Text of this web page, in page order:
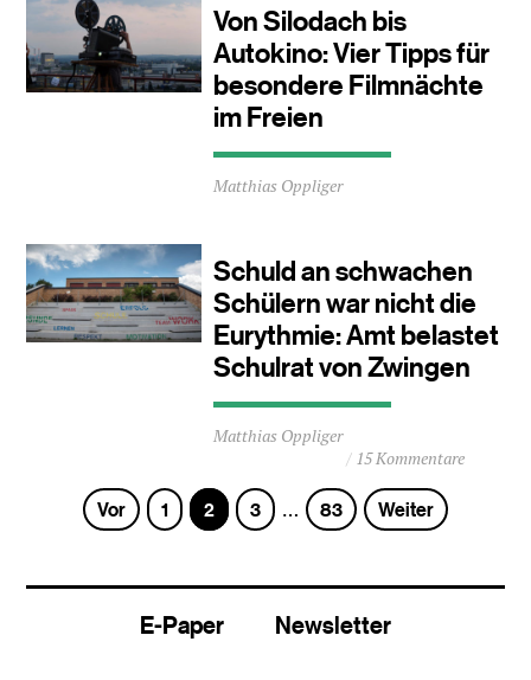
Minuten
Von Silodach bis
Autokino: Vier Tipps für
besondere Filmnächte
im Freien
Durchschnittliche
Lesezeit
Minuten
Matthias Oppliger
Schuld an schwachen
Schülern war nicht die
Eurythmie: Amt belastet
Schulrat von Zwingen
Durchschnittliche
Lesezeit
4
Minuten
Matthias Oppliger
15 Kommentare
Vor Seite
1 Seite
2 Seite
3 … Seite
83 Weiter
E-Paper Newsletter